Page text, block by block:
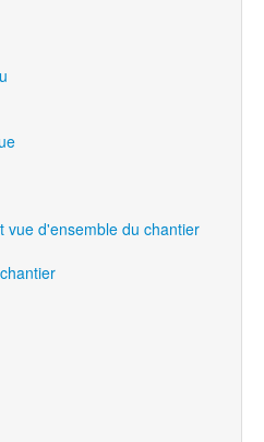
vue d'ensemble du chantier